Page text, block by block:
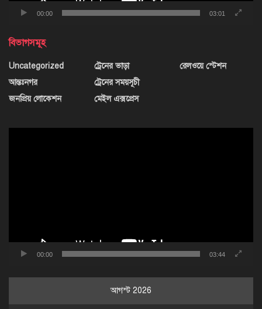
00:00 03:01
বিভাগসমূহ
Uncategorized
আন্তঃনগর
জনপ্রিয় লোকেশন
ট্রেনের ভাড়া
ট্রেনের সময়সূচী
মেইল এক্সপ্রেস
রেলওয়ে স্টেশন
00:00 03:44
আগস্ট 2026